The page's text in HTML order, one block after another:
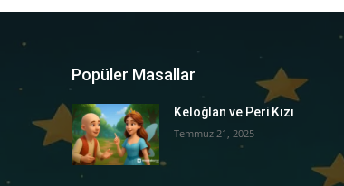
Popüler Masallar
Keloğlan ve Peri Kızı
Temmuz 21, 2025